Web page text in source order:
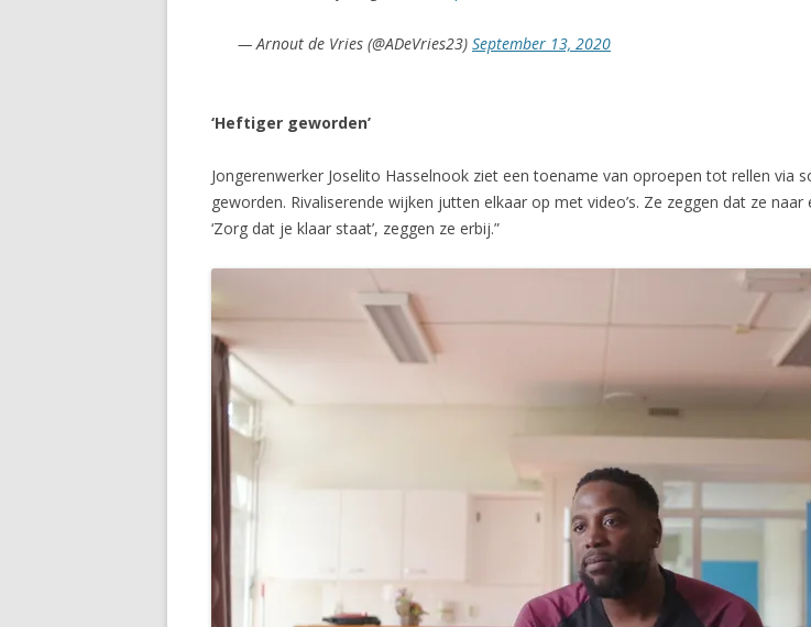
— Arnout de Vries (@ADeVries23) September 13, 2020
‘Heftiger geworden’
Jongerenwerker Joselito Hasselnook ziet een toename van oproepen tot rellen via
geworden. Rivaliserende wijken jutten elkaar op met video’s. Ze zeggen dat ze
‘Zorg dat je klaar staat’, zeggen ze erbij.”